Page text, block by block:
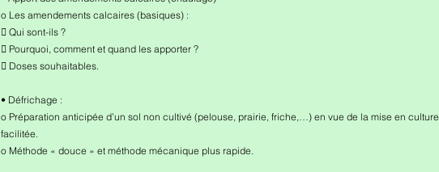
o Les amendements calcaires (basiques) :
 Qui sont-ils ?
 Pourquoi, comment et quand les apporter ?
 Doses souhaitables.
• Défrichage :
o Préparation anticipée d’un sol non cultivé (pelouse, prairie, friche,…) en vue de la mise en culture
facilitée.
o Méthode « douce » et méthode mécanique plus rapide.